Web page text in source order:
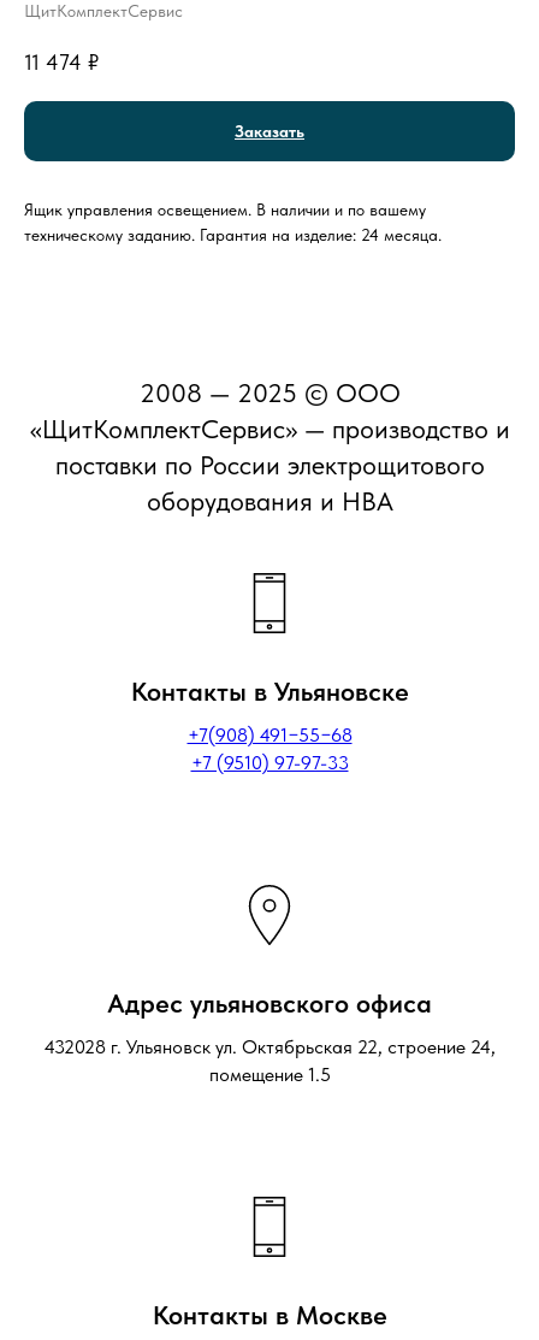
ЩитКомплектСервис
11 474 ₽
Заказать
Ящик управления освещением. В наличии и по вашему
техническому заданию. Гарантия на изделие: 24 месяца.
2008 — 2025 © ООО
«ЩитКомплектСервис» — производство и
поставки по России электрощитового
оборудования и НВА
Контакты в Ульяновске
+7(908) 491−55−68
+7 (9510) 97-97-33
Адрес ульяновского офиса
432028 г. Ульяновск ул. Октябрьская 22, строение 24,
помещение 1.5
Контакты в Москве